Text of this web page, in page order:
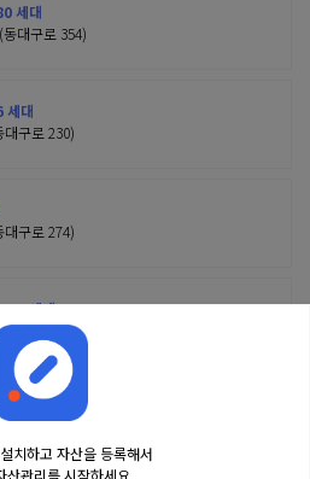
세대
대구로 354)
세대
구로 230)
구로 274)
세대
동대구로 346)
치하고 자산을 등록해서
산관리를 시작하세요